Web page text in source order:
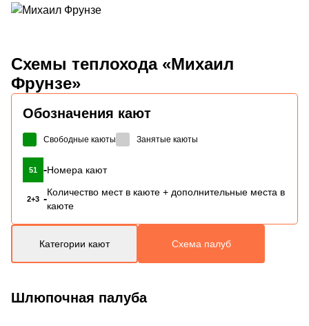
Схемы теплохода «Михаил
Фрунзе»
Обозначения кают
Свободные каюты Занятые каюты
51 -Номера кают
2+3 -
Количество мест в каюте + дополнительные места в
каюте
Категории кают Схема палуб
Шлюпочная палуба